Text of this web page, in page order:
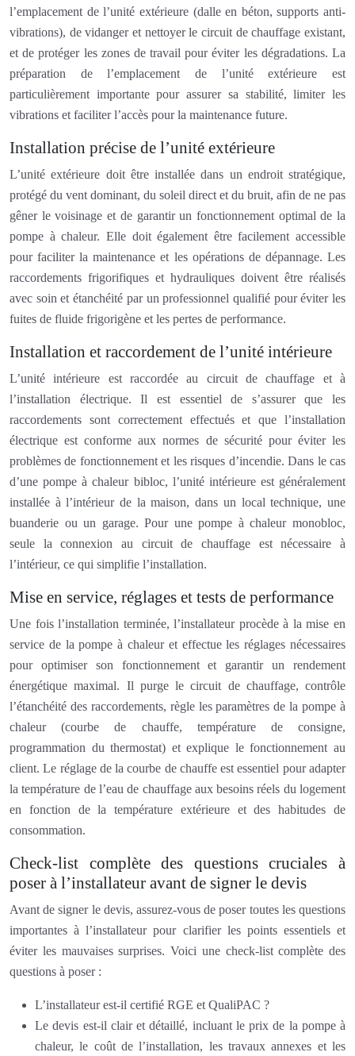
l’emplacement de l’unité extérieure (dalle en béton, supports anti-
vibrations), de vidanger et nettoyer le circuit de chauffage existant,
et de protéger les zones de travail pour éviter les dégradations. La
préparation de l’emplacement de l’unité extérieure est
particulièrement importante pour assurer sa stabilité, limiter les
vibrations et faciliter l’accès pour la maintenance future.
Installation précise de l’unité extérieure
L’unité extérieure doit être installée dans un endroit stratégique,
protégé du vent dominant, du soleil direct et du bruit, afin de ne pas
gêner le voisinage et de garantir un fonctionnement optimal de la
pompe à chaleur. Elle doit également être facilement accessible
pour faciliter la maintenance et les opérations de dépannage. Les
raccordements frigorifiques et hydrauliques doivent être réalisés
avec soin et étanchéité par un professionnel qualifié pour éviter les
fuites de fluide frigorigène et les pertes de performance.
Installation et raccordement de l’unité intérieure
L’unité intérieure est raccordée au circuit de chauffage et à
l’installation électrique. Il est essentiel de s’assurer que les
raccordements sont correctement effectués et que l’installation
électrique est conforme aux normes de sécurité pour éviter les
problèmes de fonctionnement et les risques d’incendie. Dans le cas
d’une pompe à chaleur bibloc, l’unité intérieure est généralement
installée à l’intérieur de la maison, dans un local technique, une
buanderie ou un garage. Pour une pompe à chaleur monobloc,
seule la connexion au circuit de chauffage est nécessaire à
l’intérieur, ce qui simplifie l’installation.
Mise en service, réglages et tests de performance
Une fois l’installation terminée, l’installateur procède à la mise en
service de la pompe à chaleur et effectue les réglages nécessaires
pour optimiser son fonctionnement et garantir un rendement
énergétique maximal. Il purge le circuit de chauffage, contrôle
l’étanchéité des raccordements, règle les paramètres de la pompe à
chaleur (courbe de chauffe, température de consigne,
programmation du thermostat) et explique le fonctionnement au
client. Le réglage de la courbe de chauffe est essentiel pour adapter
la température de l’eau de chauffage aux besoins réels du logement
en fonction de la température extérieure et des habitudes de
consommation.
Check-list complète des questions cruciales à
poser à l’installateur avant de signer le devis
Avant de signer le devis, assurez-vous de poser toutes les questions
importantes à l’installateur pour clarifier les points essentiels et
éviter les mauvaises surprises. Voici une check-list complète des
questions à poser :
L’installateur est-il certifié RGE et QualiPAC ?
Le devis est-il clair et détaillé, incluant le prix de la pompe à
chaleur, le coût de l’installation, les travaux annexes et les